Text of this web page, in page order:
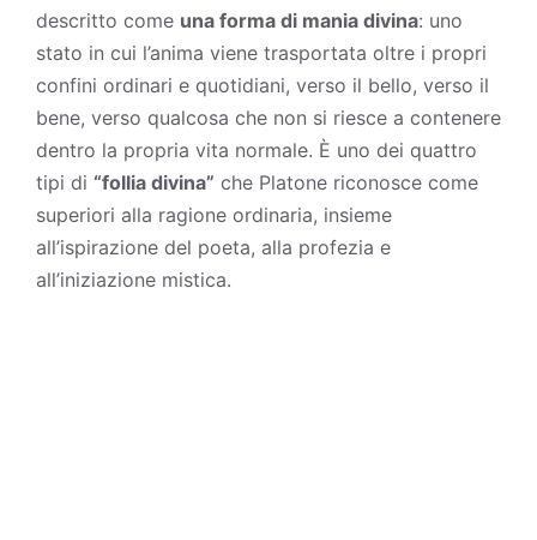
descritto come una forma di mania divina: uno
stato in cui l’anima viene trasportata oltre i propri
confini ordinari e quotidiani, verso il bello, verso il
bene, verso qualcosa che non si riesce a contenere
dentro la propria vita normale. È uno dei quattro
tipi di “follia divina” che Platone riconosce come
superiori alla ragione ordinaria, insieme
all’ispirazione del poeta, alla profezia e
all’iniziazione mistica.